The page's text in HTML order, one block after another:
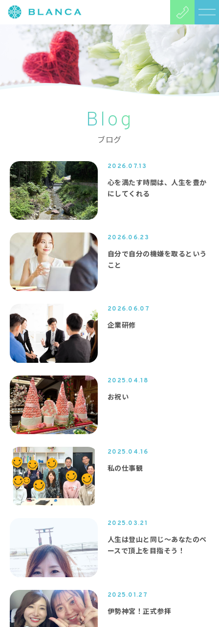
Blog
ブログ
2026.07.13
心を満たす時間は、人生を豊か
にしてくれる
2026.06.23
自分で自分の機嫌を取るという
こと
2026.06.07
企業研修
2025.04.18
お祝い
2025.04.16
私の仕事観
2025.03.21
人生は登山と同じ〜あなたのペ
ースで頂上を目指そう！
2025.01.27
伊勢神宮！正式参拝